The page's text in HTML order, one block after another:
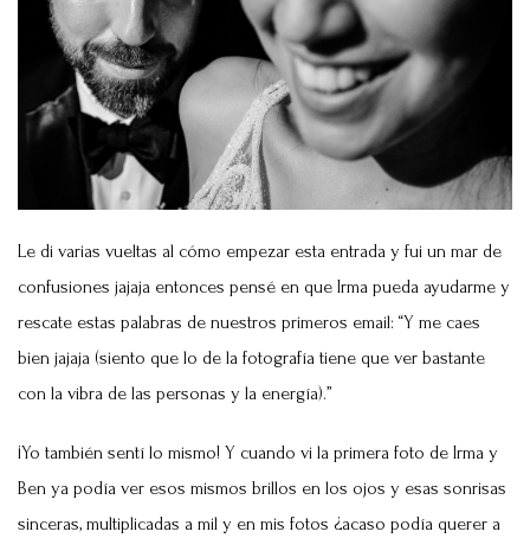
Le di varias vueltas al cómo empezar esta entrada y fui un mar de
confusiones jajaja entonces pensé en que Irma pueda ayudarme y
rescate estas palabras de nuestros primeros email: “Y me caes
bien jajaja (siento que lo de la fotografía tiene que ver bastante
con la vibra de las personas y la energía).”
¡Yo también sentí lo mismo! Y cuando vi la primera foto de Irma y
Ben ya podía ver esos mismos brillos en los ojos y esas sonrisas
sinceras, multiplicadas a mil y en mis fotos ¿acaso podía querer a